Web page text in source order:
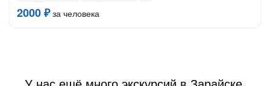
2000 ₽за человека